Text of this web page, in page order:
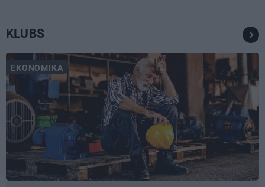
KLUBS
EKONOMIKA